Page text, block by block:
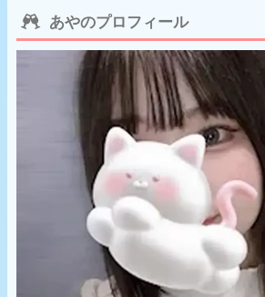
あやのプロフィール